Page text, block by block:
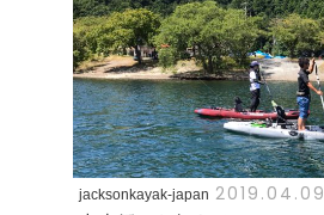
jacksonkayak-japan 2019.04.09